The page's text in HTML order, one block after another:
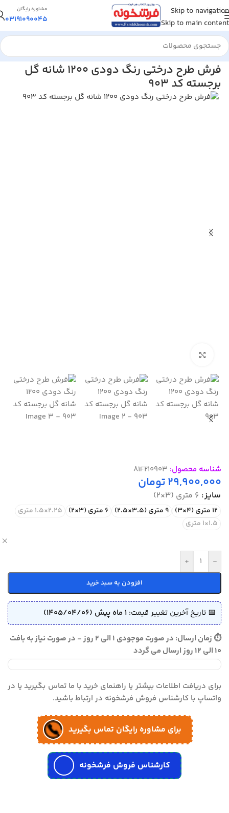
Skip to navigation
Skip to main content
مشاوره رایگان
03191090045
خانه/فرش ماشینی/فرش 1200 شانه
فرش طرح درختی رنگ دودی 1200 شانه گل
برجسته کد 903
شناسه محصول: 81F210903
29,900,000تومان
سایز 6 متری (3×2)
12 متری (4×3) 9 متری (3.5×2.5) 6 متری (3×2)
2.25×1.5 متری
1.5×1 متری
-
+
افزودن به سبد خرید
📅 تاریخ آخرین تغییر قیمت: 1 ماه پیش (1405/04/06)
⏱ زمان ارسال: در صورت موجودی 1 الی 2 روز - در صورت نیاز به بافت
10 الی 12 روز ارسال می گردد
برای دریافت اطلاعات بیشتر یا راهنمای خرید با ما تماس بگیرید یا در
واتساپ با کارشناس فروش فرشخونه در ارتباط باشید.
برای مشاوره رایگان تماس بگیرید
کارشناس فروش فرشخونه